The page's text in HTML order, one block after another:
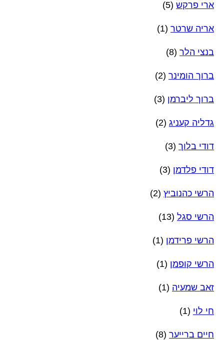
ארי פרקש (5)
אריה שרטר (1)
בנצי הלר (8)
ברוך הומינר (2)
ברוך ליברמן (3)
גדליה קעניג (2)
דודי בלוך (3)
דודי פלדמן (3)
הרשי כהנוביץ (2)
הרשי סגל (13)
הרשי פרידמן (1)
הרשי קופמן (1)
זאב שמעיה (1)
חי לוי (1)
חיים ברייער (8)